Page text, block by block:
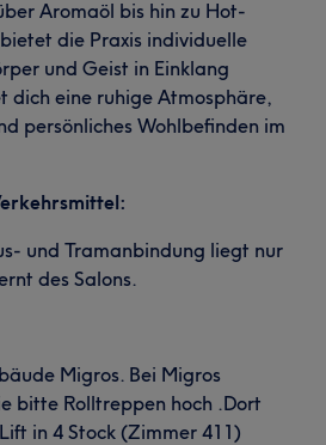
Aromaöl bis hin zu Hot-
die Praxis individuelle
und Geist in Einklang
dich eine ruhige Atmosphäre,
persönliches Wohlbefinden im
und Tramanbindung liegt nur
des Salons.
Migros. Bei Migros
bitte Rolltreppen hoch .Dort
in 4 Stock (Zimmer 411)